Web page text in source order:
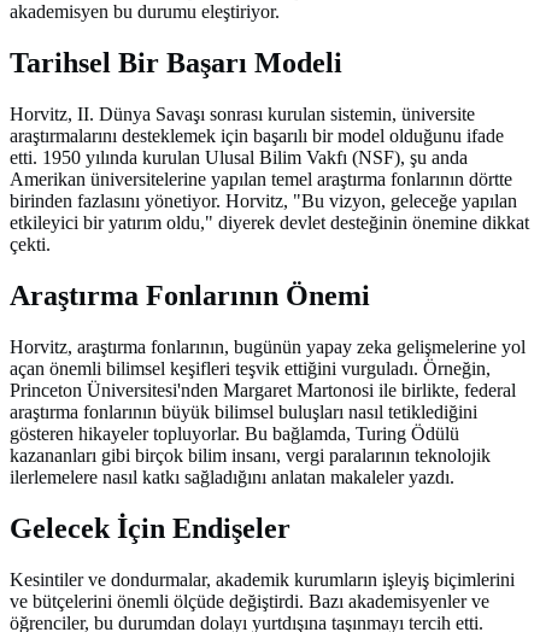
akademisyen bu durumu eleştiriyor.
Tarihsel Bir Başarı Modeli
Horvitz, II. Dünya Savaşı sonrası kurulan sistemin, üniversite
araştırmalarını desteklemek için başarılı bir model olduğunu ifade
etti. 1950 yılında kurulan Ulusal Bilim Vakfı (NSF), şu anda
Amerikan üniversitelerine yapılan temel araştırma fonlarının dörtte
birinden fazlasını yönetiyor. Horvitz, "Bu vizyon, geleceğe yapılan
etkileyici bir yatırım oldu," diyerek devlet desteğinin önemine dikkat
çekti.
Araştırma Fonlarının Önemi
Horvitz, araştırma fonlarının, bugünün yapay zeka gelişmelerine yol
açan önemli bilimsel keşifleri teşvik ettiğini vurguladı. Örneğin,
Princeton Üniversitesi'nden Margaret Martonosi ile birlikte, federal
araştırma fonlarının büyük bilimsel buluşları nasıl tetiklediğini
gösteren hikayeler topluyorlar. Bu bağlamda, Turing Ödülü
kazananları gibi birçok bilim insanı, vergi paralarının teknolojik
ilerlemelere nasıl katkı sağladığını anlatan makaleler yazdı.
Gelecek İçin Endişeler
Kesintiler ve dondurmalar, akademik kurumların işleyiş biçimlerini
ve bütçelerini önemli ölçüde değiştirdi. Bazı akademisyenler ve
öğrenciler, bu durumdan dolayı yurtdışına taşınmayı tercih etti.